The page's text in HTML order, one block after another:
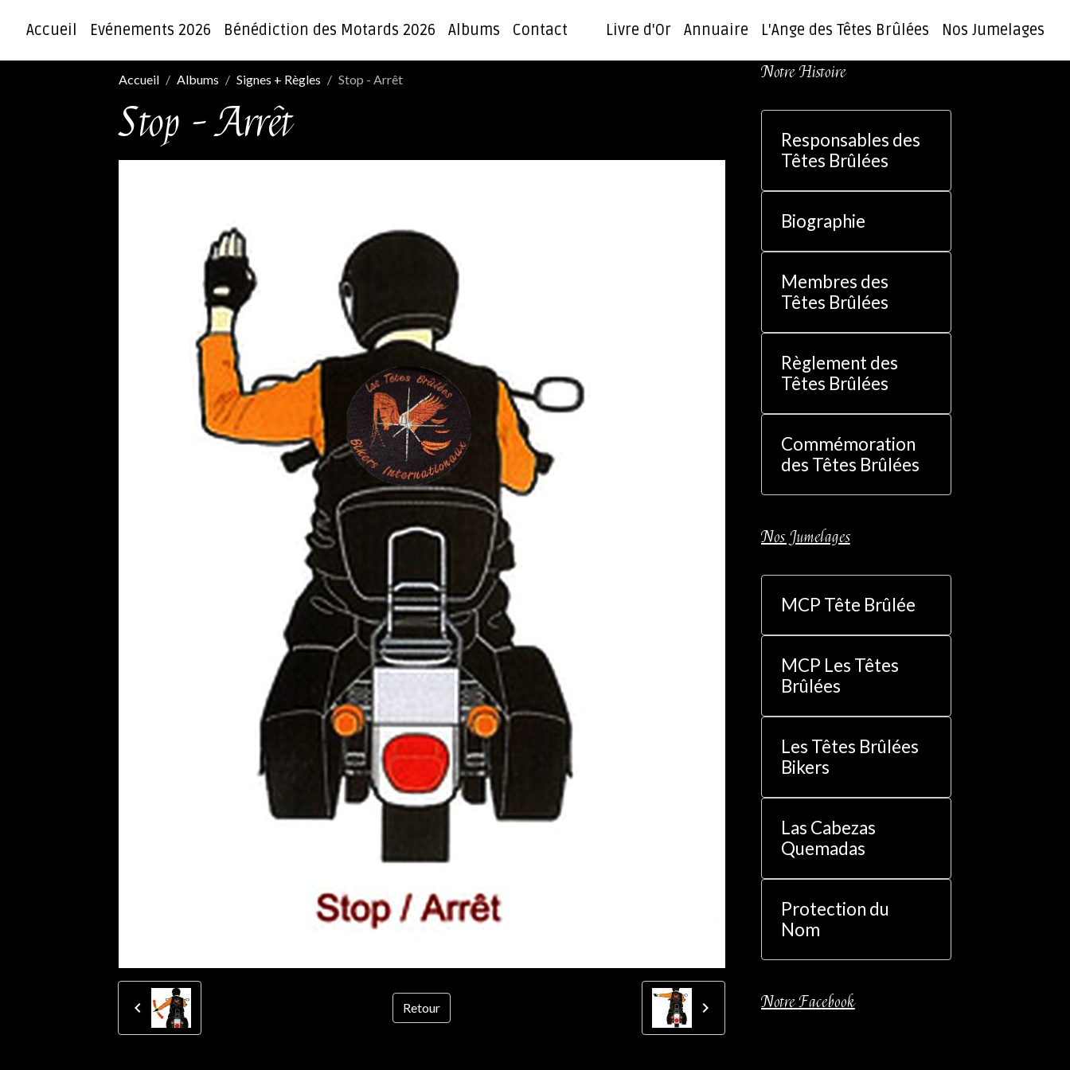
Accueil Evénements 2026 Bénédiction des Motards 2026 Albums Contact Livre d'Or Annuaire L'Ange des Têtes Brûlées Nos Jumelages
Accueil Albums Signes + Règles Stop - Arrêt
Stop - Arrêt
Retour
Notre Histoire
Responsables des
Têtes Brûlées
Biographie
Membres des
Têtes Brûlées
Règlement des
Têtes Brûlées
Commémoration
des Têtes Brûlées
Nos Jumelages
MCP Tête Brûlée
MCP Les Têtes
Brûlées
Les Têtes Brûlées
Bikers
Las Cabezas
Quemadas
Protection du
Nom
Notre Facebook